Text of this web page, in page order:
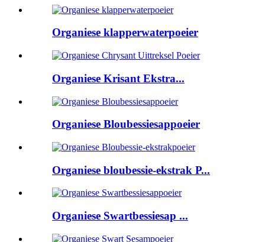
Organiese klapperwaterpoeier
Organiese Krisant Ekstra...
Organiese Bloubessiesappoeier
Organiese bloubessie-ekstrak P...
Organiese Swartbessiesap ...